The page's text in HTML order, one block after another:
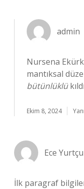
admin
Nursena Ekürk!
mantıksal
bütünlüklü
Ekim 8, 2024
Ece Yurtçu
İlk paragraf